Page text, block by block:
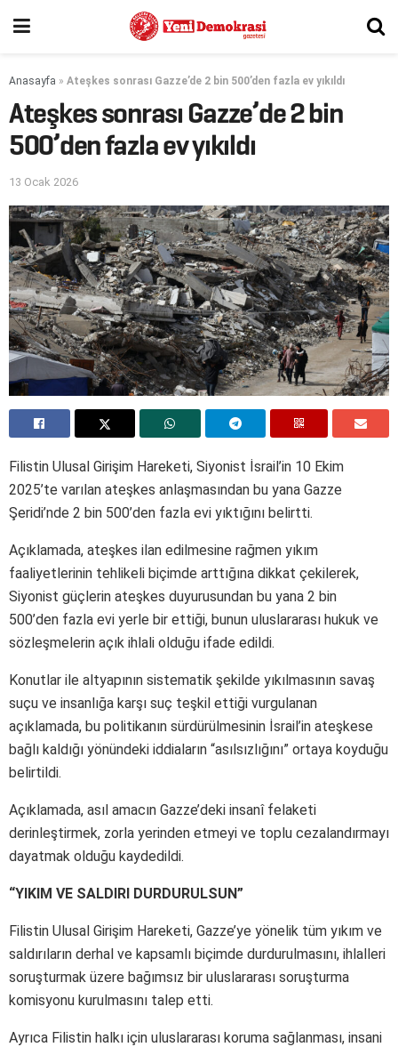
Anasayfa » Ateşkes sonrası Gazze’de 2 bin 500’den fazla ev yıkıldı
Ateşkes sonrası Gazze’de 2 bin
500’den fazla ev yıkıldı
13 Ocak 2026
Filistin Ulusal Girişim Hareketi, Siyonist İsrail’in 10 Ekim
2025’te varılan ateşkes anlaşmasından bu yana Gazze
Şeridi’nde 2 bin 500’den fazla evi yıktığını belirtti.
Açıklamada, ateşkes ilan edilmesine rağmen yıkım
faaliyetlerinin tehlikeli biçimde arttığına dikkat çekilerek,
Siyonist güçlerin ateşkes duyurusundan bu yana 2 bin
500’den fazla evi yerle bir ettiği, bunun uluslararası hukuk ve
sözleşmelerin açık ihlali olduğu ifade edildi.
Konutlar ile altyapının sistematik şekilde yıkılmasının savaş
suçu ve insanlığa karşı suç teşkil ettiği vurgulanan
açıklamada, bu politikanın sürdürülmesinin İsrail’in ateşkese
bağlı kaldığı yönündeki iddiaların “asılsızlığını” ortaya koyduğu
belirtildi.
Açıklamada, asıl amacın Gazze’deki insanî felaketi
derinleştirmek, zorla yerinden etmeyi ve toplu cezalandırmayı
dayatmak olduğu kaydedildi.
“YIKIM VE SALDIRI DURDURULSUN”
Filistin Ulusal Girişim Hareketi, Gazze’ye yönelik tüm yıkım ve
saldırıların derhal ve kapsamlı biçimde durdurulmasını, ihlalleri
soruşturmak üzere bağımsız bir uluslararası soruşturma
komisyonu kurulmasını talep etti.
Ayrıca Filistin halkı için uluslararası koruma sağlanması, insani